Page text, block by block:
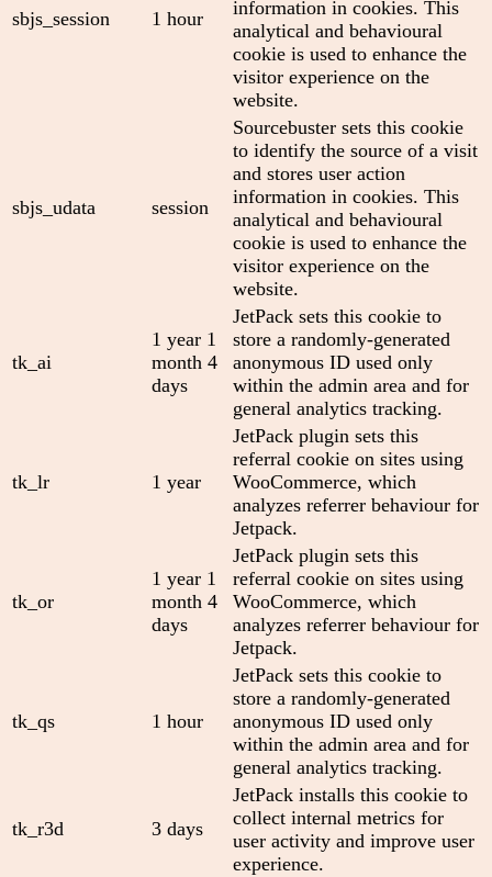
sbjs_session 1 hour
information in cookies. This
analytical and behavioural
cookie is used to enhance the
visitor experience on the
website.
sbjs_udata session
Sourcebuster sets this cookie
to identify the source of a visit
and stores user action
information in cookies. This
analytical and behavioural
cookie is used to enhance the
visitor experience on the
website.
tk_ai
1 year 1
month 4
days
JetPack sets this cookie to
store a randomly-generated
anonymous ID used only
within the admin area and for
general analytics tracking.
tk_lr 1 year
JetPack plugin sets this
referral cookie on sites using
WooCommerce, which
analyzes referrer behaviour for
Jetpack.
tk_or
1 year 1
month 4
days
JetPack plugin sets this
referral cookie on sites using
WooCommerce, which
analyzes referrer behaviour for
Jetpack.
tk_qs 1 hour
JetPack sets this cookie to
store a randomly-generated
anonymous ID used only
within the admin area and for
general analytics tracking.
tk_r3d 3 days
JetPack installs this cookie to
collect internal metrics for
user activity and improve user
experience.